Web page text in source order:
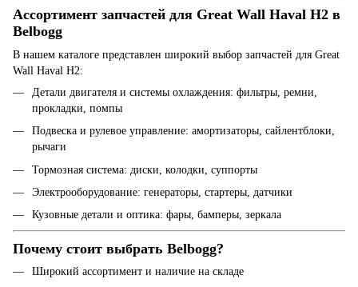
Ассортимент запчастей для Great Wall Haval H2 в
Belbogg
В нашем каталоге представлен широкий выбор запчастей для Great
Wall Haval H2:
Детали двигателя и системы охлаждения: фильтры, ремни,
прокладки, помпы
Подвеска и рулевое управление: амортизаторы, сайлентблоки,
рычаги
Тормозная система: диски, колодки, суппорты
Электрооборудование: генераторы, стартеры, датчики
Кузовные детали и оптика: фары, бамперы, зеркала
Почему стоит выбрать Belbogg?
Широкий ассортимент и наличие на складе